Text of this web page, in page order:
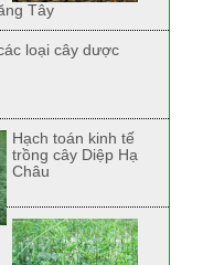
Tây
loại cây dược
Hạch toán kinh tế
trồng cây Diệp Hạ
Châu